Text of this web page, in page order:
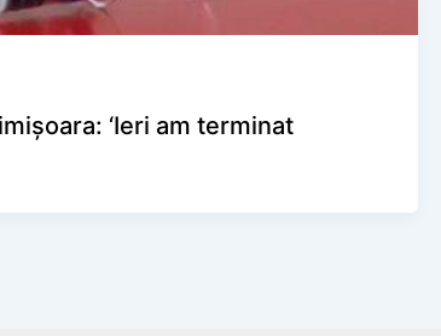
‘Ieri am terminat